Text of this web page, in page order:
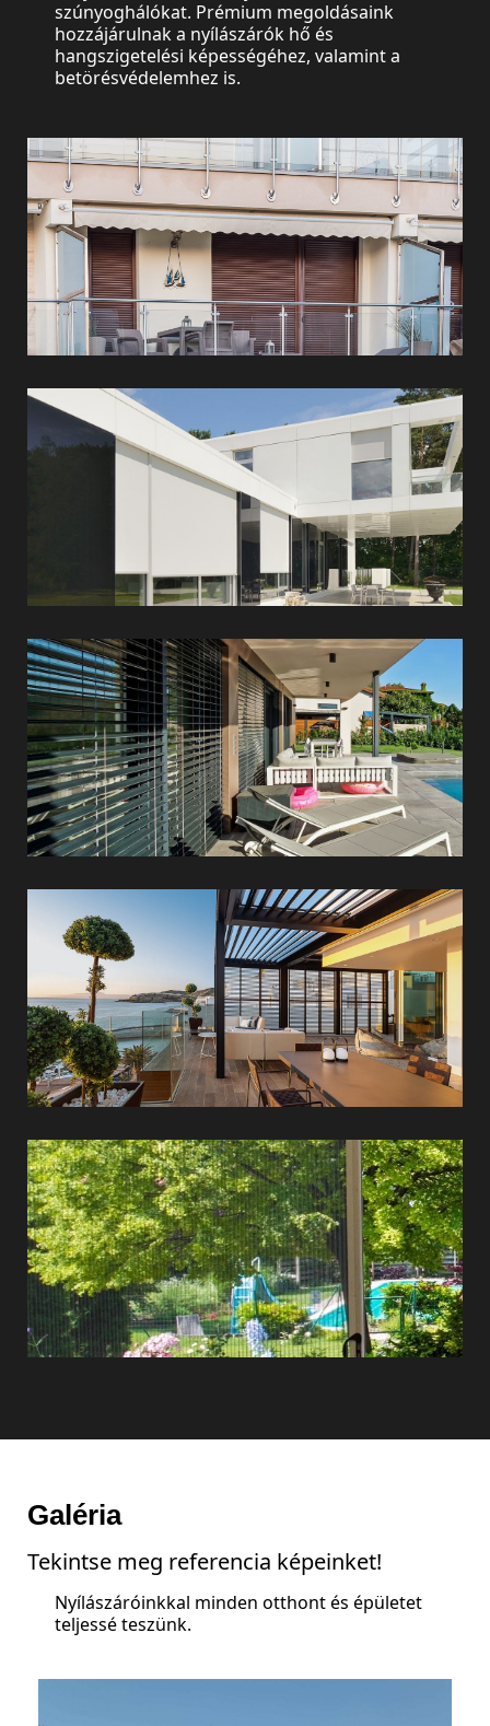
szúnyoghálókat. Prémium megoldásaink
hozzájárulnak a nyílászárók hő és
hangszigetelési képességéhez, valamint a
betörésvédelemhez is.
Redőnyök
Külső
textilárnyékolók
árnyékolók
Kerti
árnyékolók
Szúnyoghálók
Galéria
Tekintse meg referencia képeinket!
Nyílászáróinkkal minden otthont és épületet
teljessé teszünk.